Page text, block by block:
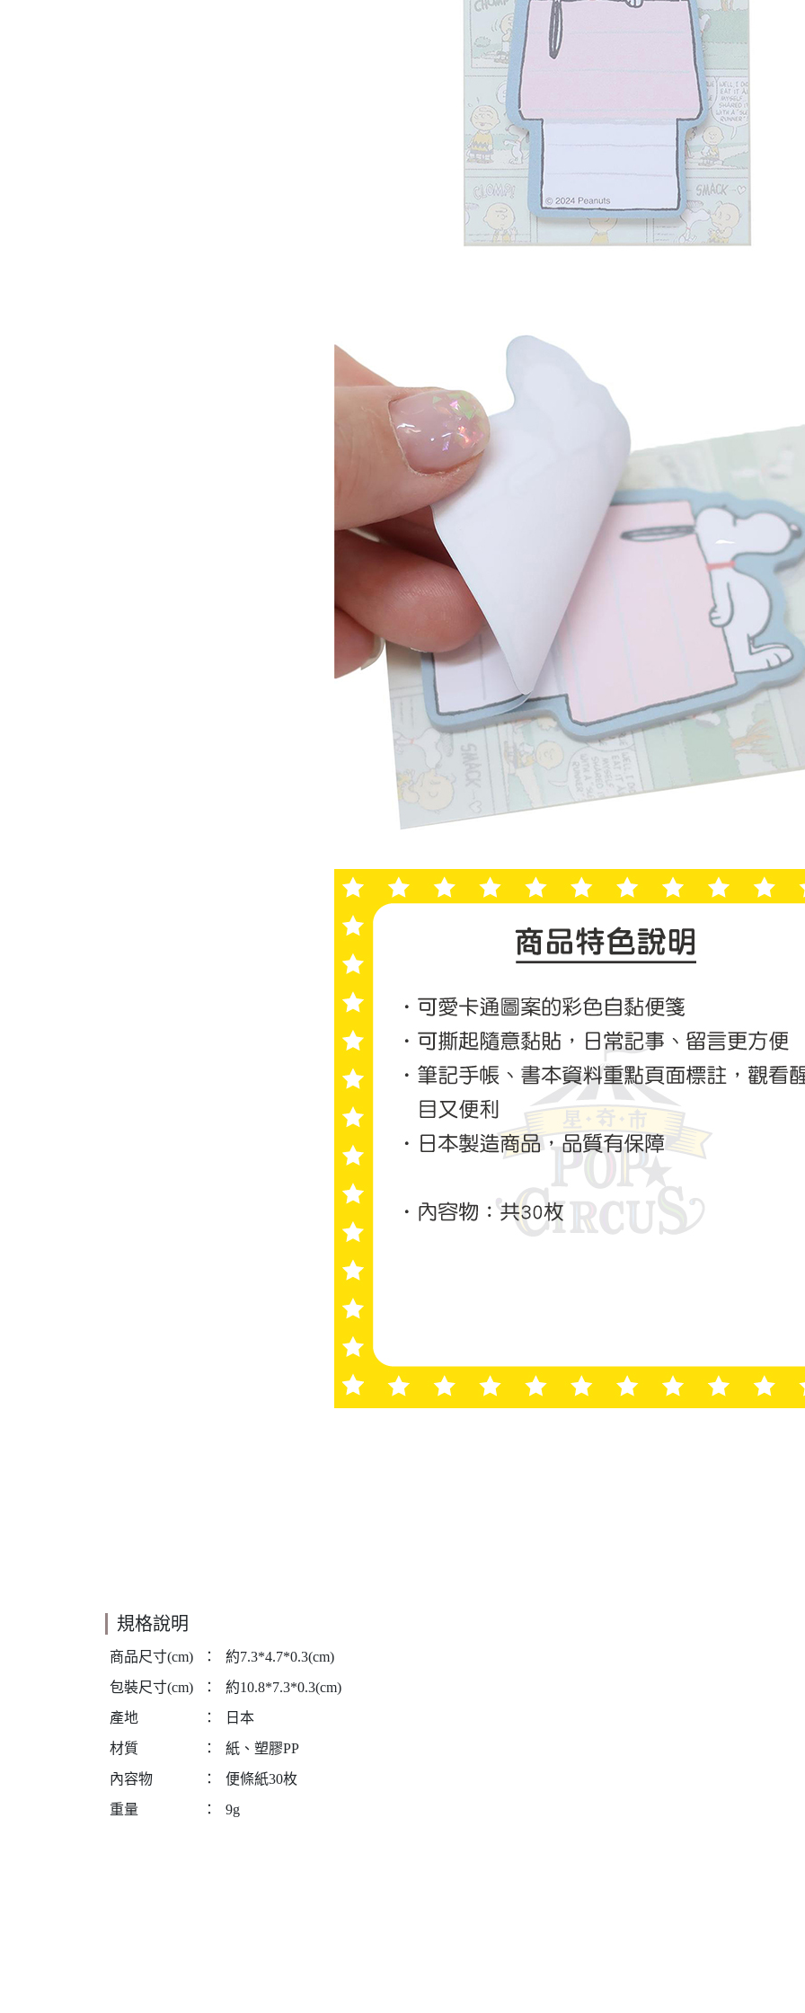
規格說明
商品尺寸(cm) ：
約7.3*4.7*0.3(cm)
包裝尺寸(cm)
：
約10.8*7.3*0.3(cm)
產地
：
日本
材質
：
紙、塑膠PP
內容物
：
便條紙30枚
重量
： 9g